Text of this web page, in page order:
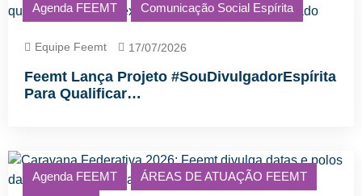
Agenda FEEMT Comunicação Social Espírita
Equipe Feemt 17/07/2026
Feemt Lança Projeto #SouDivulgadorEspírita
Para Qualificar…
Agenda FEEMT
ÁREAS DE ATUAÇÃO FEEMT